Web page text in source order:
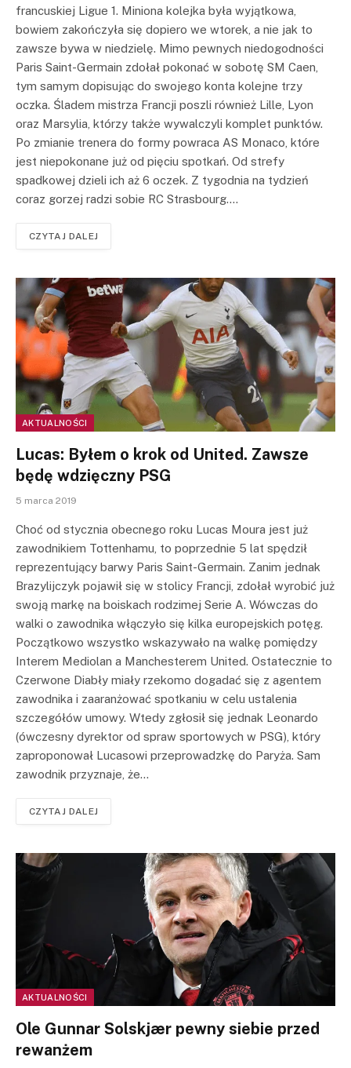
francuskiej Ligue 1. Miniona kolejka była wyjątkowa,
bowiem zakończyła się dopiero we wtorek, a nie jak to
zawsze bywa w niedzielę. Mimo pewnych niedogodności
Paris Saint-Germain zdołał pokonać w sobotę SM Caen,
tym samym dopisując do swojego konta kolejne trzy
oczka. Śladem mistrza Francji poszli również Lille, Lyon
oraz Marsylia, którzy także wywalczyli komplet punktów.
Po zmianie trenera do formy powraca AS Monaco, które
jest niepokonane już od pięciu spotkań. Od strefy
spadkowej dzieli ich aż 6 oczek. Z tygodnia na tydzień
coraz gorzej radzi sobie RC Strasbourg.…
CZYTAJ DALEJ
AKTUALNOŚCI
Lucas: Byłem o krok od United. Zawsze
będę wdzięczny PSG
5 marca 2019
Choć od stycznia obecnego roku Lucas Moura jest już
zawodnikiem Tottenhamu, to poprzednie 5 lat spędził
reprezentujący barwy Paris Saint-Germain. Zanim jednak
Brazylijczyk pojawił się w stolicy Francji, zdołał wyrobić już
swoją markę na boiskach rodzimej Serie A. Wówczas do
walki o zawodnika włączyło się kilka europejskich potęg.
Początkowo wszystko wskazywało na walkę pomiędzy
Interem Mediolan a Manchesterem United. Ostatecznie to
Czerwone Diabły miały rzekomo dogadać się z agentem
zawodnika i zaaranżować spotkaniu w celu ustalenia
szczegółów umowy. Wtedy zgłosił się jednak Leonardo
(ówczesny dyrektor od spraw sportowych w PSG), który
zaproponował Lucasowi przeprowadzkę do Paryża. Sam
zawodnik przyznaje, że…
CZYTAJ DALEJ
AKTUALNOŚCI
Ole Gunnar Solskjær pewny siebie przed
rewanżem